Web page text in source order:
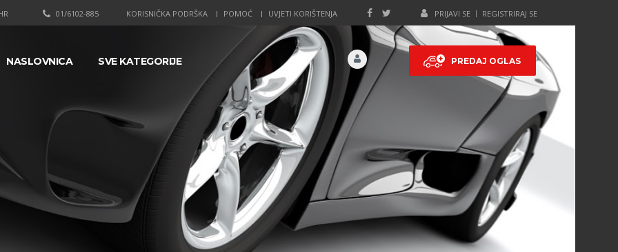
PRIJAVI SE REGISTRIRAJ SE
KORISNIČKA PODRŠKA POMOĆ UVJETI KORIŠTENJA
01/6102-885
PREDAJ OGLAS
NASLOVNICA SVE KATEGORIJE